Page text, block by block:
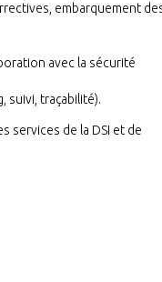
embarquement
avec la sécurité
suivi, traçabilité).
services de la DSI et de